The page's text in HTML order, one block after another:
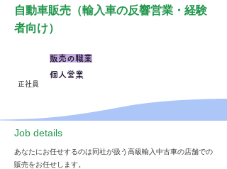
自動車販売（輸入車の反響営業・経験
者向け）
正社員
販売の職業
個人営業
​Job details
あなたにお任せするのは同社が扱う高級輸入中古車の店舗での
販売をお任せします。